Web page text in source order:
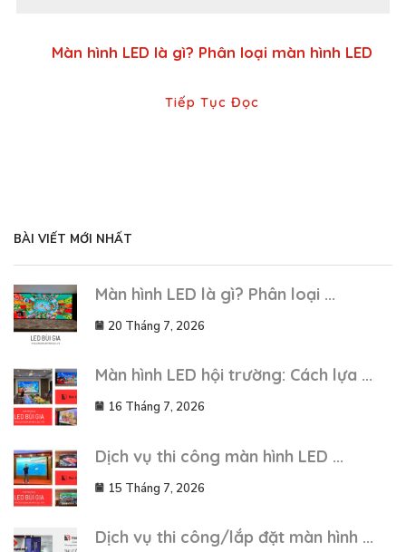
Màn hình LED là gì? Phân loại màn hình LED
Tiếp Tục Đọc
BÀI VIẾT MỚI NHẤT
Màn hình LED là gì? Phân loại ...
20 Tháng 7, 2026
Màn hình LED hội trường: Cách lựa ...
16 Tháng 7, 2026
Dịch vụ thi công màn hình LED ...
15 Tháng 7, 2026
Dịch vụ thi công/lắp đặt màn hình ...